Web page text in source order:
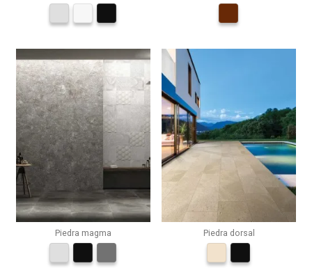
Piedra magma Piedra dorsal